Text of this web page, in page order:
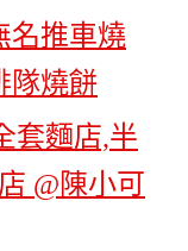
名推車燒
隊燒餅